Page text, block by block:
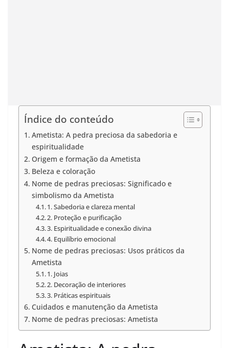
Índice do conteúdo
Ametista: A pedra preciosa da sabedoria e
espiritualidade
Origem e formação da Ametista
Beleza e coloração
Nome de pedras preciosas: Significado e
simbolismo da Ametista
1. Sabedoria e clareza mental
2. Proteção e purificação
3. Espiritualidade e conexão divina
4. Equilíbrio emocional
Nome de pedras preciosas: Usos práticos da
Ametista
1. Joias
2. Decoração de interiores
3. Práticas espirituais
Cuidados e manutenção da Ametista
Nome de pedras preciosas: Ametista